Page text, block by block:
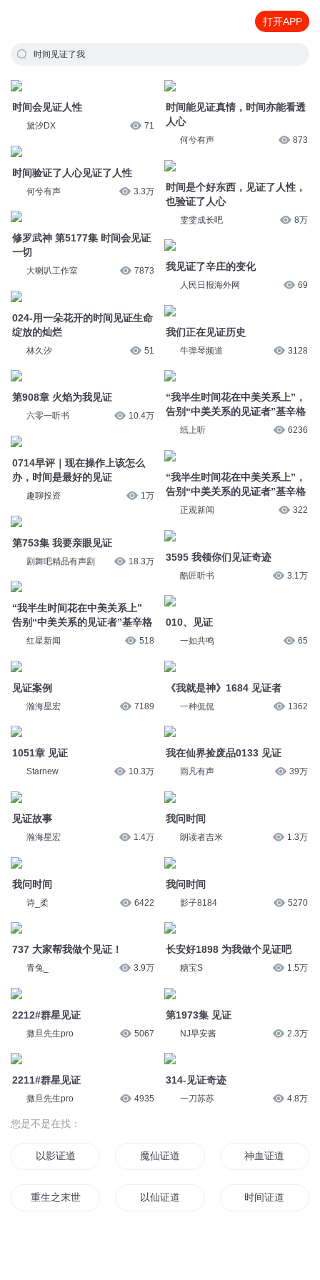
打开APP
时间见证了我
时间会见证人性
黛汐DX 71
时间验证了人心见证了人性
何兮有声 3.3万
修罗武神 第5177集 时间会见证
一切
大喇叭工作室 7873
024-用一朵花开的时间见证生命
绽放的灿烂
林久汐 51
第908章 火焰为我见证
六零一听书 10.4万
0714早评｜现在操作上该怎么
办，时间是最好的见证
趣聊投资 1万
第753集 我要亲眼见证
剧舞吧精品有声剧 18.3万
“我半生时间花在中美关系上”
告别“中美关系的见证者”基辛格
红星新闻 518
见证案例
瀚海星宏 7189
1051章 见证
Starnew 10.3万
见证故事
瀚海星宏 1.4万
我问时间
诗_柔 6422
737 大家帮我做个见证！
青兔_ 3.9万
2212#群星见证
撒旦先生pro 5067
2211#群星见证
撒旦先生pro 4935
时间能见证真情，时间亦能看透
人心
何兮有声 873
时间是个好东西，见证了人性，
也验证了人心
雯雯成长吧 8万
我见证了辛庄的变化
人民日报海外网 69
我们正在见证历史
牛弹琴频道 3128
“我半生时间花在中美关系上”，
告别“中美关系的见证者”基辛格
纸上听 6236
“我半生时间花在中美关系上”，
告别“中美关系的见证者”基辛格
正观新闻 322
3595 我领你们见证奇迹
酷匠听书 3.1万
010、见证
一如共鸣 65
《我就是神》1684 见证者
一种侃侃 1362
我在仙界捡废品0133 见证
雨凡有声 39万
我问时间
朗读者吉米 1.3万
我问时间
影子8184 5270
长安好1898 为我做个见证吧
糖宝S 1.5万
第1973集 见证
NJ早安酱 2.3万
314-见证奇迹
一刀苏苏 4.8万
您是不是在找：
以影证道 魔仙证道 神血证道
重生之末世证道 以仙证道 时间证道